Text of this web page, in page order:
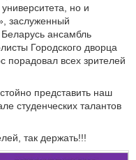
но и
заслуженный
Беларусь ансамбль
Городского дворца
порадовал всех зрителей
представить наш
студенческих талантов
так держать!!!